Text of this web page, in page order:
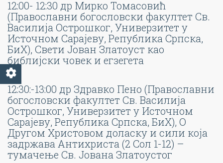
12:00- 12:30 др Мирко Томасовић
(Православни богословски факултет Св.
Василија Острошког, Универзитет у
Источном Сарајеву, Република Српска,
БиХ), Свети Јован Златоуст као
библијски човек и егзегета
12:30:-13:00 др Здравко Пено (Православни
богословски факултет Св. Василија
Острошког, Универзитет у Источном
Сарајеву, Република Српска, БиХ), О
Другом Христовом доласку и сили која
задржава Антихриста (2 Сол 1-12) –
тумачење Св. Јована Златоустог